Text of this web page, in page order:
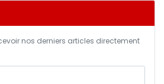
nos derniers articles directement